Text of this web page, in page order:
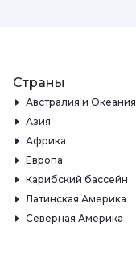
Страны
Австралия и Океания
Азия
Африка
Европа
Карибский бассейн
Латинская Америка
Северная Америка